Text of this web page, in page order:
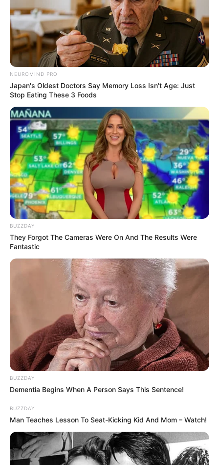
LIHAT ARTIKEL LAINNYA
Laras Kinanda Nyimas Ratu Rafa
Shenina Cinnamon Megan Domani
Salshabilla Adriani
TULIS KOMENTAR
Alamat email Anda tidak akan dipublikasikan. Ruas yang wajib ditandai*
NEUROMIND PRO
Japan's Oldest Doctors Say Memory Loss Isn't Age: Just
Stop Eating These 3 Foods
BUZZDAY
They Forgot The Cameras Were On And The Results Were
Fantastic
BUZZDAY
Dementia Begins When A Person Says This Sentence!
BUZZDAY
Man Teaches Lesson To Seat-Kicking Kid And Mom – Watch!